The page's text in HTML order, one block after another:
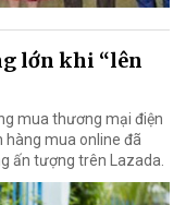
lớn khi “lên
mua thương mại điện
hàng mua online đã
ấn tượng trên Lazada.